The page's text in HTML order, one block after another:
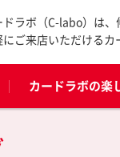
ドラボ（C-labo）は
ご来店いただけるカ
カードラボの楽